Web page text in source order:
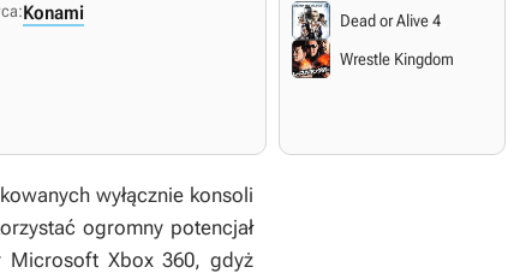
Konami
Dead or Alive 4
Wrestle Kingdom
wyłącznie konsoli
ogromny potencjał
Microsoft Xbox 360, gdyż